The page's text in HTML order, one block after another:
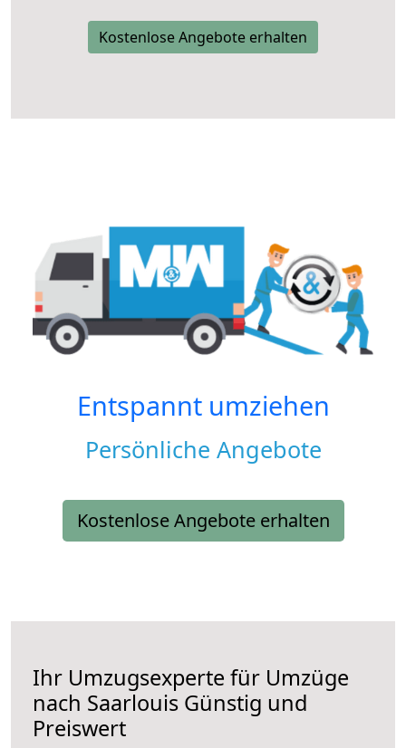
Kostenlose Angebote erhalten
Entspannt umziehen
Persönliche Angebote
Kostenlose Angebote erhalten
Ihr Umzugsexperte für Umzüge
nach Saarlouis Günstig und
Preiswert